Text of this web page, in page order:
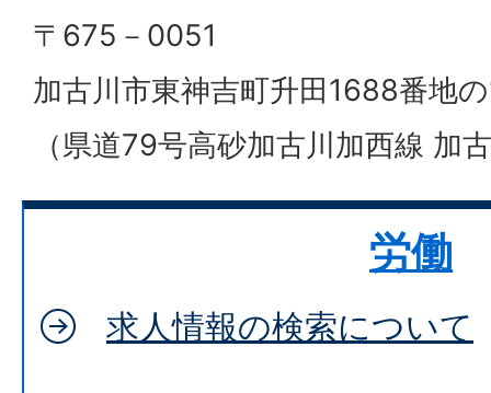
〒675－0051
加古川市東神吉町升田1688番地
（県道79号高砂加古川加西線 加
労働
求人情報の検索について